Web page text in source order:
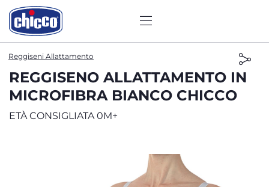
Reggiseni Allattamento
REGGISENO ALLATTAMENTO IN
MICROFIBRA BIANCO CHICCO
ETÀ CONSIGLIATA 0M+